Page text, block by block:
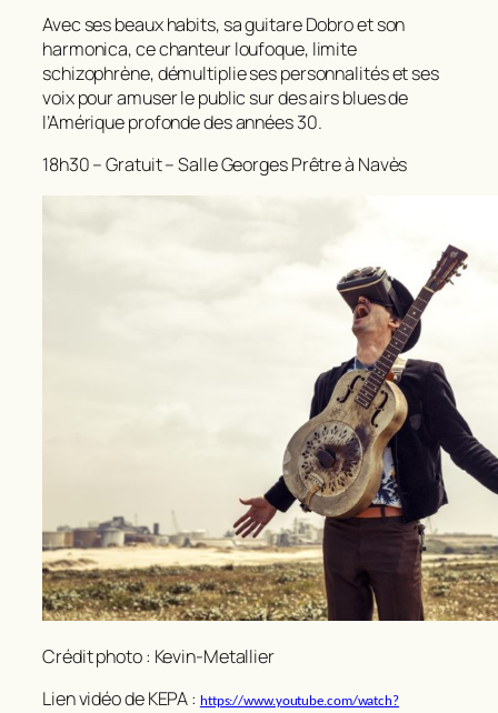
Avec ses beaux habits, sa guitare Dobro et son
harmonica, ce chanteur loufoque, limite
schizophrène, démultiplie ses personnalités et ses
voix pour amuser le public sur des airs blues de
l’Amérique profonde des années 30.
18h30 – Gratuit – Salle Georges Prêtre à Navès
Crédit photo : Kevin-Metallier
Lien vidéo de KEPA : https://www.youtube.com/watch?